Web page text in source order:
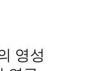
영성